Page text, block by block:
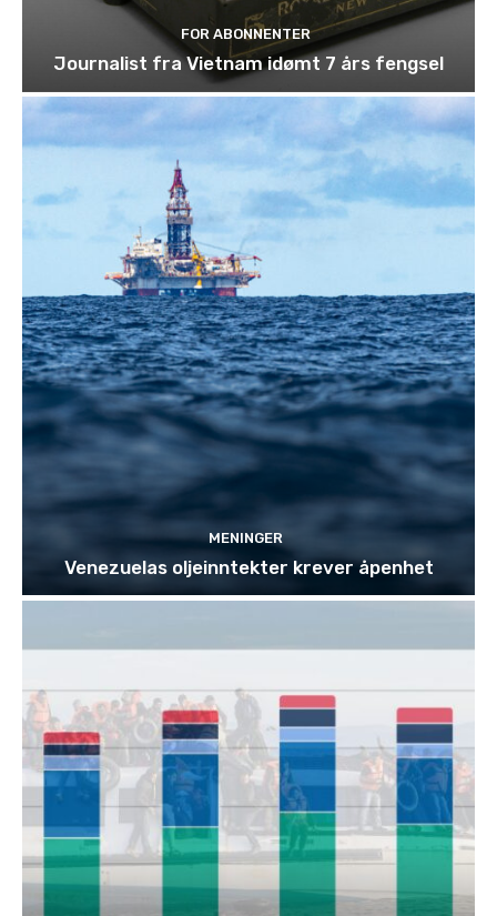
FOR ABONNENTER
Journalist fra Vietnam idømt 7 års fengsel
MENINGER
Venezuelas oljeinntekter krever åpenhet